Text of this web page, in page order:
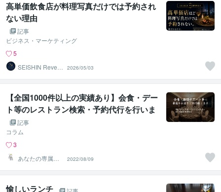
高単価飲食店が料理写真だけでは予約され
ない理由
記事
ビジネス・マーケティング
5
SEISHIN Reven
2026/05/03
【全国1000件以上の実績あり】会食・デー
ト等のレストラン検索・予約代行を行いま
す 記事
コラム
3
あなたの専属秘
書【オンライン
秘書】
2022/08/09
愉しいランチ